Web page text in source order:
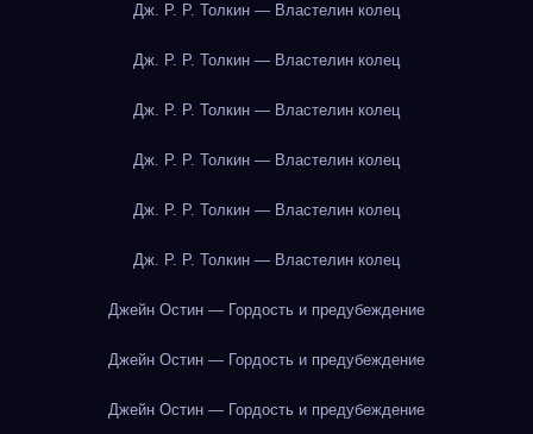
Дж. Р. Р. Толкин — Властелин колец
Дж. Р. Р. Толкин — Властелин колец
Дж. Р. Р. Толкин — Властелин колец
Дж. Р. Р. Толкин — Властелин колец
Дж. Р. Р. Толкин — Властелин колец
Дж. Р. Р. Толкин — Властелин колец
Джейн Остин — Гордость и предубеждение
Джейн Остин — Гордость и предубеждение
Джейн Остин — Гордость и предубеждение